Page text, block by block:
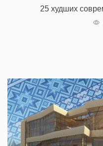
25 худших